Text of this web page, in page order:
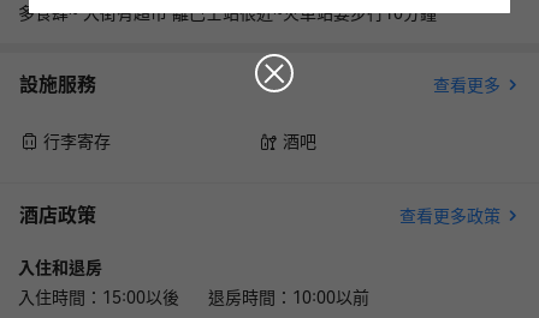
多食肆~ 大街有超市 離巴士站很近~火車站要步行10分鐘
設施服務 查看更多
行李寄存 酒吧
酒店政策 查看更多政策
入住和退房
入住時間：15:00以後 退房時間：10:00以前